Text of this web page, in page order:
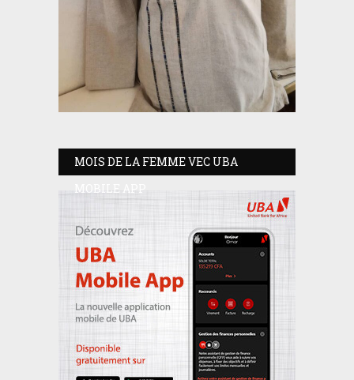
MOIS DE LA FEMME VEC UBA
MOBILE APP